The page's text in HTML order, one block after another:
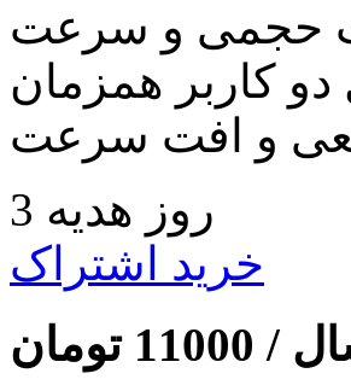
حجمی و سرعت
دو کاربر همزمان
و افت سرعت
3 روز هدیه
خرید اشتراک
/
11000 تومان